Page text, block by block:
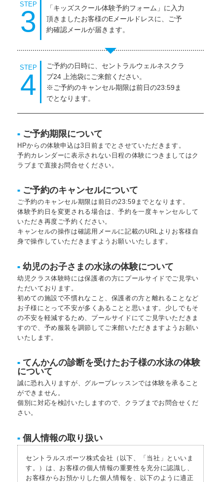
STEP
3
「キッズスクール体験予約フォーム」に入力
頂きましたお客様のEメールドレスに、ご予
約確認メールが届きます。
STEP
4
ご予約の日時に、セントラルウェルネスクラ
ブ24 上池袋にご来館ください。
※ご予約のキャンセル期限は前日の23:59ま
でとなります。
■ ご予約期限について
HPからの体験申込は3日前までとさせていただきます。
予約カレンダーに表示されない日程の体験につきましてはク
ラブまで直接お問合せください。
■ ご予約のキャンセルについて
ご予約のキャンセル期限は前日の23:59までとなります。
体験予約日を変更される場合は、予約を一度キャンセルして
いただき再度ご予約ください。
キャンセルの操作は確認用メールに記載のURLよりお客様自
身で操作していただきますようお願いいたします。
■ 幼児のお子さまの水泳の体験について
幼児クラス体験時には保護者の方にプールサイドでご見学い
ただいております。
初めての施設で不慣れなこと、保護者の方と離れることなど
お子様にとって不安が多くあることと思います。少しでもそ
の不安を軽減するため、プールサイドにてご見学いただきま
すので、予め服装を調節してご来館いただきますようお願い
いたします。
■ てんかんの診断を受けたお子様の水泳の体験
について
誠に恐れ入りますが、グループレッスンでは体験を承ること
ができません。
個別に対応を検討いたしますので、クラブまでお問合せくだ
さい。
■ 個人情報の取り扱い
セントラルスポーツ株式会社（以下、「当社」といいま
す。）は、お客様の個人情報の重要性を充分に認識し、
お客様からお預かりした個人情報を、以下のように適正